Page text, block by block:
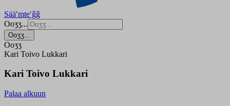
Sääʹmteʹǧǧ
Ooʒʒ...
Ooʒʒ...
Ooʒʒ
Kari Toivo Lukkari
Kari Toivo Lukkari
Palaa alkuun